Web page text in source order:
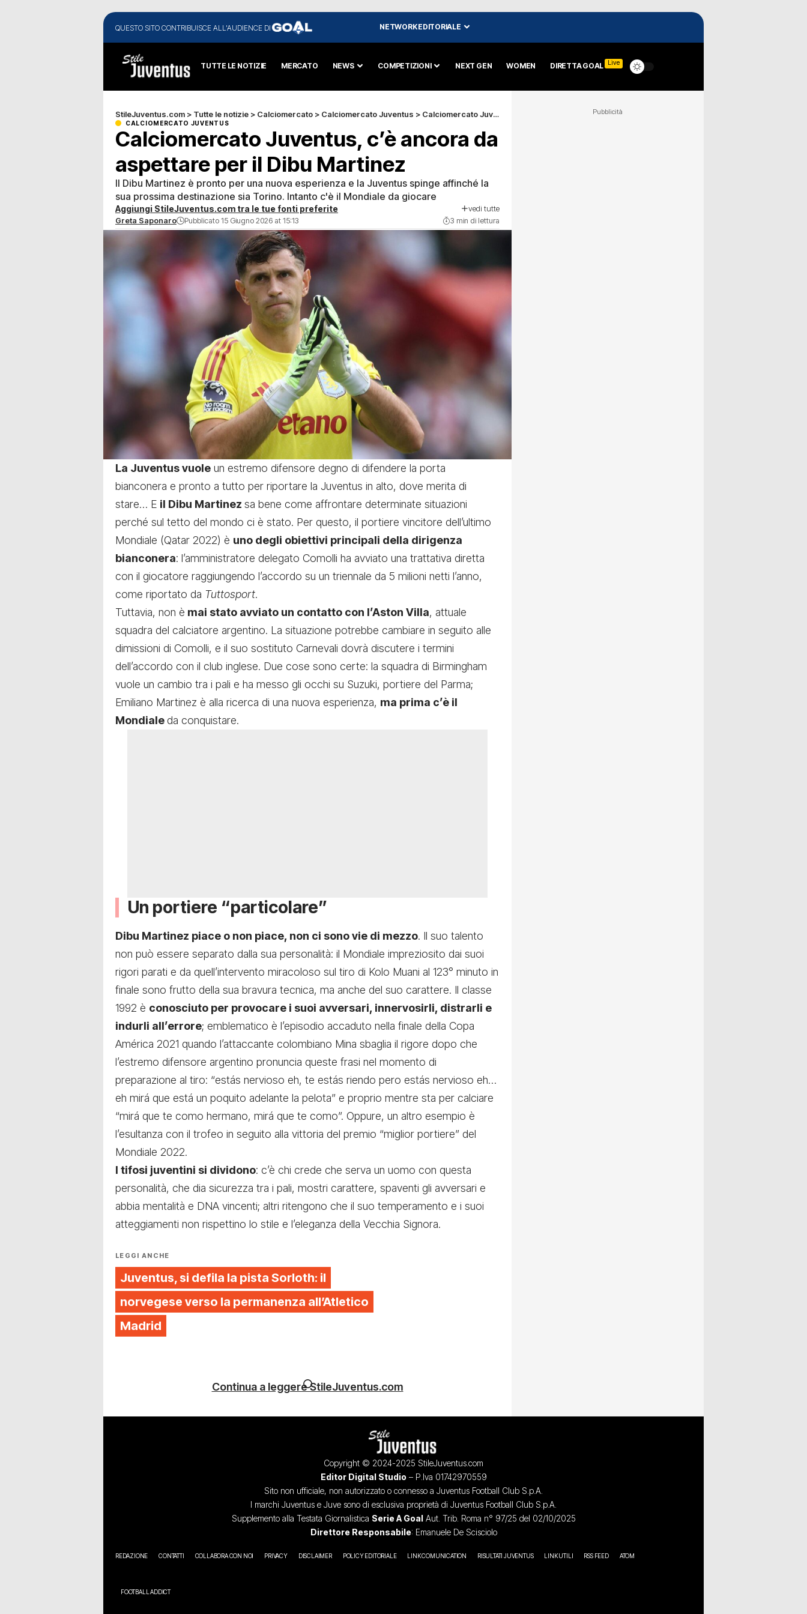
QUESTO SITO CONTRIBUISCE ALL'AUDIENCE DI NETWORK EDITORIALE
TUTTE LE NOTIZIE MERCATO NEWS COMPETIZIONI NEXT GEN WOMEN DIRETTA GOAL Live
StileJuventus.com > Tutte le notizie > Calciomercato > Calciomercato Juventus > Calciomercato Juventus, c’è ancora da aspettare per il Dibu Martinez
CALCIOMERCATO JUVENTUS
Calciomercato Juventus, c’è ancora da
aspettare per il Dibu Martinez
Il Dibu Martinez è pronto per una nuova esperienza e la Juventus spinge affinché la
sua prossima destinazione sia Torino. Intanto c'è il Mondiale da giocare
Aggiungi StileJuventus.com tra le tue fonti preferite vedi tutte
Greta Saponaro Pubblicato 15 Giugno 2026 at 15:13 3 min di lettura
La Juventus vuole un estremo difensore degno di difendere la porta
bianconera e pronto a tutto per riportare la Juventus in alto, dove merita di
stare… E il Dibu Martinez sa bene come affrontare determinate situazioni
perché sul tetto del mondo ci è stato. Per questo, il portiere vincitore dell’ultimo
Mondiale (Qatar 2022) è uno degli obiettivi principali della dirigenza
bianconera: l’amministratore delegato Comolli ha avviato una trattativa diretta
con il giocatore raggiungendo l’accordo su un triennale da 5 milioni netti l’anno,
come riportato da Tuttosport.
Tuttavia, non è mai stato avviato un contatto con l’Aston Villa, attuale
squadra del calciatore argentino. La situazione potrebbe cambiare in seguito alle
dimissioni di Comolli, e il suo sostituto Carnevali dovrà discutere i termini
dell’accordo con il club inglese. Due cose sono certe: la squadra di Birmingham
vuole un cambio tra i pali e ha messo gli occhi su Suzuki, portiere del Parma;
Emiliano Martinez è alla ricerca di una nuova esperienza, ma prima c’è il
Mondialeda conquistare.
Un portiere “particolare”
Dibu Martinez piace o non piace, non ci sono vie di mezzo. Il suo talento
non può essere separato dalla sua personalità: il Mondiale impreziosito dai suoi
rigori parati e da quell’intervento miracoloso sul tiro di Kolo Muani al 123° minuto in
finale sono frutto della sua bravura tecnica, ma anche del suo carattere. Il classe
1992 è conosciuto per provocare i suoi avversari, innervosirli, distrarli e
indurli all’errore; emblematico è l’episodio accaduto nella finale della Copa
América 2021 quando l’attaccante colombiano Mina sbaglia il rigore dopo che
l’estremo difensore argentino pronuncia queste frasi nel momento di
preparazione al tiro: “estás nervioso eh, te estás riendo pero estás nervioso eh…
eh mirá que está un poquito adelante la pelota” e proprio mentre sta per calciare
“mirá que te como hermano, mirá que te como”. Oppure, un altro esempio è
l’esultanza con il trofeo in seguito alla vittoria del premio “miglior portiere” del
Mondiale 2022.
I tifosi juventini si dividono: c’è chi crede che serva un uomo con questa
personalità, che dia sicurezza tra i pali, mostri carattere, spaventi gli avversari e
abbia mentalità e DNA vincenti; altri ritengono che il suo temperamento e i suoi
atteggiamenti non rispettino lo stile e l’eleganza della Vecchia Signora.
LEGGI ANCHE
Juventus, si defila la pista Sorloth: il
norvegese verso la permanenza all’Atletico
Madrid
Continua a leggere StileJuventus.com
Pubblicità
Copyright © 2024-2025 StileJuventus.com
Editor Digital Studio – P.Iva 01742970559
Sito non ufficiale, non autorizzato o connesso a Juventus Football Club S.p.A.
I marchi Juventus e Juve sono di esclusiva proprietà di Juventus Football Club S.p.A.
Supplemento alla Testata Giornalistica Serie A GoalAut. Trib. Roma n° 97/25 del 02/10/2025
Direttore Responsabile: Emanuele De Scisciolo
REDAZIONE CONTATTI COLLABORA CON NOI PRIVACY DISCLAIMER POLICY EDITORIALE LINK COMUNICATION RISULTATI JUVENTUS LINK UTILI RSS FEED ATOM
FOOTBALL ADDICT